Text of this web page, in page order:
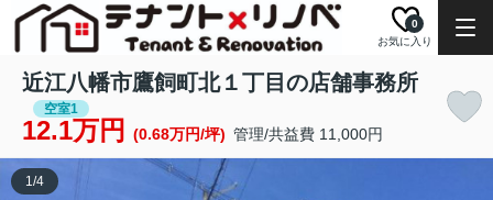
お気に入り
0
近江八幡市鷹飼町北１丁目の店舗事務所
空室1
12.1万円 (0.68万円/坪) 管理/共益費 11,000円
1/4